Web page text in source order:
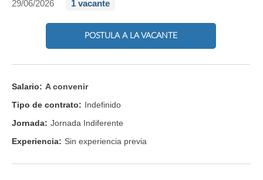
29/06/2026
1 vacante
POSTULA A LA VACANTE
Salario: A convenir
Tipo de contrato: Indefinido
Jornada: Jornada Indiferente
Experiencia: Sin experiencia previa